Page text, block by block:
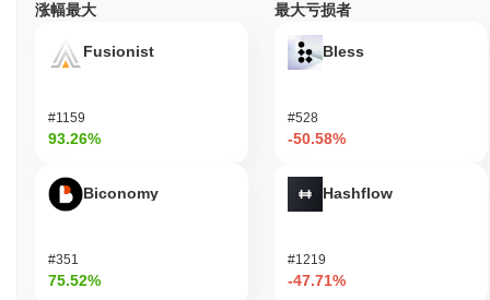
截至过去24小时,Kento 的交易量为 CN¥0.00.
Kento 的价格范围历史是什么?
历史最低价(ATL):
与更广泛的加密市场相比,Kento 的表现如何?
了0.13%
。这表明相对于更广泛的市场势头,KNTO 的价格走势暂
时滞后。
涨幅最大
Fusionist
#1159
93.26%
Biconomy
#351
75.52%
最大亏损者
Bless
#528
-50.58%
Hashflow
#1219
-47.71%